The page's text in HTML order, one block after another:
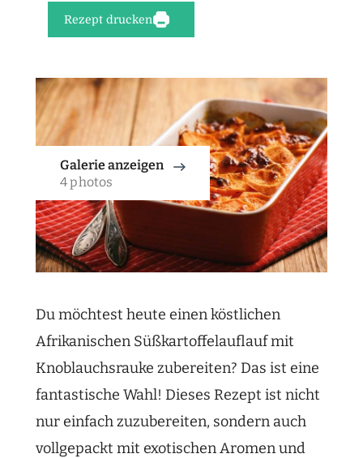
Rezept drucken
Galerie anzeigen
4 photos
Du möchtest heute einen köstlichen
Afrikanischen Süßkartoffelauflauf mit
Knoblauchsrauke zubereiten? Das ist eine
fantastische Wahl! Dieses Rezept ist nicht
nur einfach zuzubereiten, sondern auch
vollgepackt mit exotischen Aromen und